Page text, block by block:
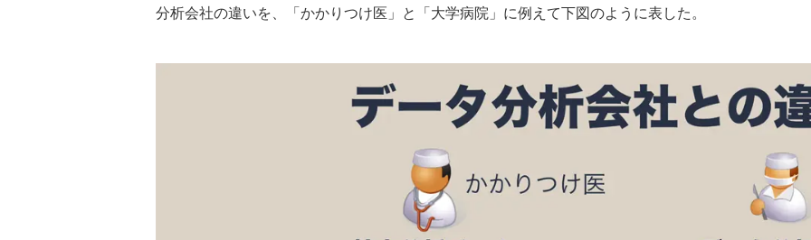
分析会社の違いを、「かかりつけ医」と「大学病院」に例えて下図のように表した。